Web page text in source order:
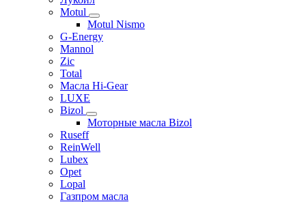
Motul
Motul Nismo
G-Energy
Mannol
Zic
Total
Масла Hi-Gear
LUXE
Bizol
Моторные масла Bizol
Ruseff
ReinWell
Lubex
Opet
Lopal
Газпром масла